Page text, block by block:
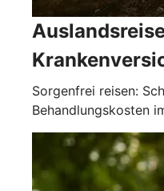
Sorgenfrei reisen:
Behandlungskosten